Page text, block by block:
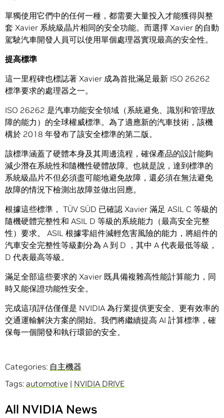
單獨使用它們中的任何一種，都需要大量投入才能獲得與整
套 Xavier 系統級晶片相同的安全功能。而選擇 Xavier 的自動
駕駛汽車開發人員可以使用單個處理器實現最高的安全性。
提高標準
這一里程碑也標誌著 Xavier 成為首批滿足最新 ISO 26262
標準要求的處理器之一。
ISO 26262 是汽車功能安全領域（系統避免、識別和管理故
障的能力）的全球權威標準。為了適應新的汽車技術，該機
構於 2018 年發布了該安全標準的第二版。
該標準涵蓋了硬體本身及其周邊流程，確保產品的設計能夠
減少潛在系統性和隨機性硬體故障。也就是說，達到標準的
系統級晶片不但必須盡可能地避免故障，還必須在無法避免
故障的情況下檢測出故障並做出回應。
根據這些標準， TÜV SÜD 已確認 Xavier 滿足 ASIL C 等級的
隨機硬體完整性和 ASIL D 等級的系統能力（最高安全完整
性）要求。 ASIL 根據零組件減輕危害風險的能力，將組件的
汽車安全完整性等級劃分為 A 到 D ，其中 A 代表最低等級，
D 代表最高等級。
滿足全部這些要求的 Xavier 既具備複雜高性能計算能力，同
時又能保證功能性安全。
完成這項評估僅僅是 NVIDIA 為行業提供更安全、更有效率的
交通運輸解決方案的開始。我們將繼續提高 AI 計算標準，確
保每一個開發和執行環節的安全。
Categories: 自主機器
Tags: automotive | NVIDIA DRIVE
All NVIDIA News